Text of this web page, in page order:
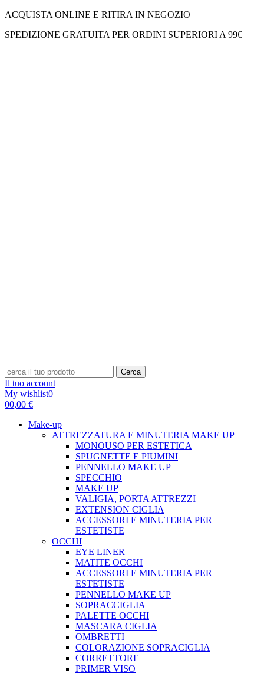
ACQUISTA ONLINE E RITIRA IN NEGOZIO
SPEDIZIONE GRATUITA PER ORDINI SUPERIORI A 99€
Cerca
Il tuo account
My wishlist0
00,00 €
Make-up
ATTREZZATURA E MINUTERIA MAKE UP
MONOUSO PER ESTETICA
SPUGNETTE E PIUMINI
PENNELLO MAKE UP
SPECCHIO
MAKE UP
VALIGIA, PORTA ATTREZZI
EXTENSION CIGLIA
ACCESSORI E MINUTERIA PER
ESTETISTE
OCCHI
EYE LINER
MATITE OCCHI
ACCESSORI E MINUTERIA PER
ESTETISTE
PENNELLO MAKE UP
SOPRACCIGLIA
PALETTE OCCHI
MASCARA CIGLIA
OMBRETTI
COLORAZIONE SOPRACIGLIA
CORRETTORE
PRIMER VISO